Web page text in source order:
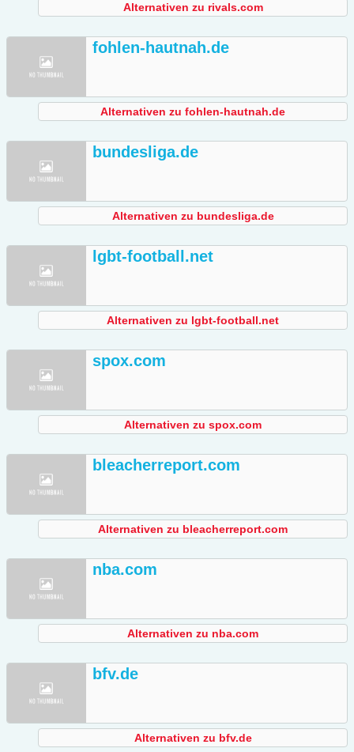
Alternativen zu rivals.com
fohlen-hautnah.de
Alternativen zu fohlen-hautnah.de
bundesliga.de
Alternativen zu bundesliga.de
lgbt-football.net
Alternativen zu lgbt-football.net
spox.com
Alternativen zu spox.com
bleacherreport.com
Alternativen zu bleacherreport.com
nba.com
Alternativen zu nba.com
bfv.de
Alternativen zu bfv.de